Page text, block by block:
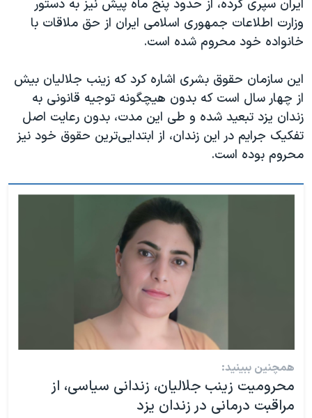
ایران سپری کرده، از حدود پنج ماه پیش نیز به دستور
وزارت اطلاعات جمهوری اسلامی ایران از حق ملاقات با
خانواده خود محروم شده است.
این سازمان حقوق بشری اشاره کرد که زینب جلالیان بیش
از چهار سال است که بدون هیچگونه توجیه قانونی به
زندان یزد تبعید شده و طی این مدت، بدون رعایت اصل
تفکیک جرایم در این زندان، از ابتدایی‌ترین حقوق خود نیز
محروم بوده است.
همچنین ببینید:
محرومیت زینب جلالیان، زندانی سیاسی، از
مراقبت‌ درمانی در زندان یزد